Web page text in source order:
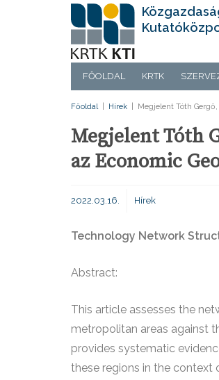
FŐOLDAL KRTK
Főoldal Hírek Megjelent Tóth
Megjelent Tóth
az Economic
2022.03.16. Hírek
Technology Network
Abstract:
This article assesses the
metropolitan areas against
provides systematic
these regions in the context